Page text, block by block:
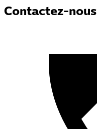
Contactez-nous